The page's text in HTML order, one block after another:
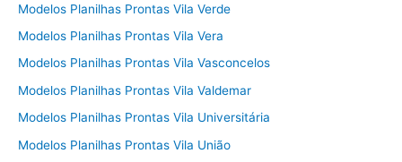
Modelos Planilhas Prontas Vila Verde
Modelos Planilhas Prontas Vila Vera
Modelos Planilhas Prontas Vila Vasconcelos
Modelos Planilhas Prontas Vila Valdemar
Modelos Planilhas Prontas Vila Universitária
Modelos Planilhas Prontas Vila União